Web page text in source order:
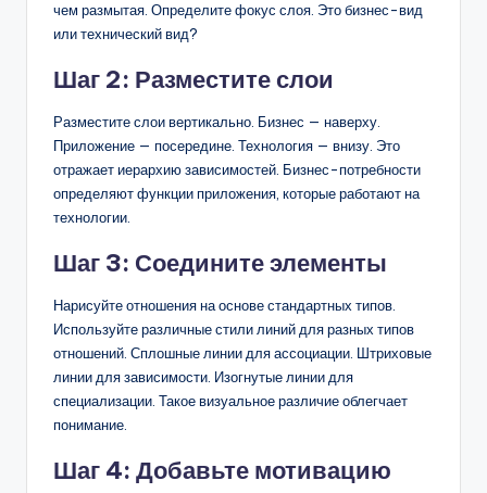
чем размытая. Определите фокус слоя. Это бизнес-вид
или технический вид?
Шаг 2: Разместите слои
Разместите слои вертикально. Бизнес — наверху.
Приложение — посередине. Технология — внизу. Это
отражает иерархию зависимостей. Бизнес-потребности
определяют функции приложения, которые работают на
технологии.
Шаг 3: Соедините элементы
Нарисуйте отношения на основе стандартных типов.
Используйте различные стили линий для разных типов
отношений. Сплошные линии для ассоциации. Штриховые
линии для зависимости. Изогнутые линии для
специализации. Такое визуальное различие облегчает
понимание.
Шаг 4: Добавьте мотивацию